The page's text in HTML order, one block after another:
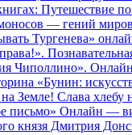
Путешествие
— гений
Тургенева»
Чиполлино».
«Бунин:
Земле! Слава хлебу
письмо» Онлайн —
князя Дмитрия